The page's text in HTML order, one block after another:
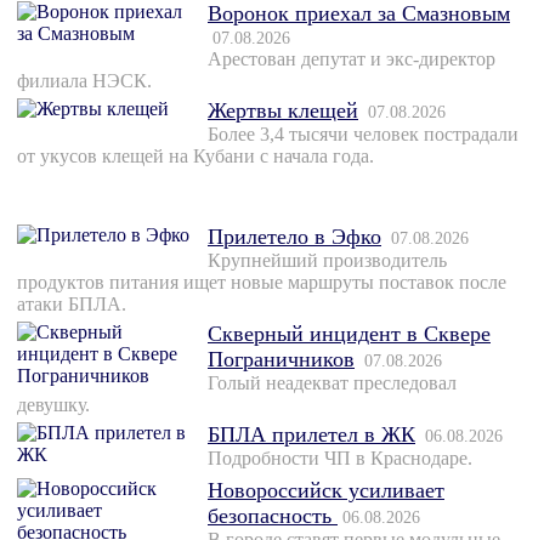
Воронок приехал за Смазновым
07.08.2026
Арестован депутат и экс-директор
филиала НЭСК.
Жертвы клещей 07.08.2026
Более 3,4 тысячи человек пострадали
от укусов клещей на Кубани с начала года.
Прилетело в Эфко 07.08.2026
Крупнейший производитель
продуктов питания ищет новые маршруты поставок после
атаки БПЛА.
Скверный инцидент в Сквере
Пограничников 07.08.2026
Голый неадекват преследовал
девушку.
БПЛА прилетел в ЖК 06.08.2026
Подробности ЧП в Краснодаре.
Новороссийск усиливает
безопасность 06.08.2026